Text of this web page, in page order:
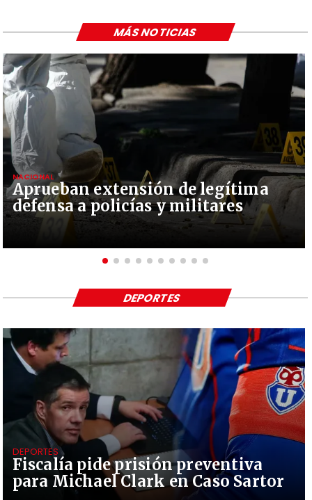
Aprueban extensión de legítima
defensa a policías y militares
NACIONAL
MÁS NOTICIAS
Fiscalía pide prisión preventiva
para Michael Clark en Caso Sartor
DEPORTES
DEPORTES